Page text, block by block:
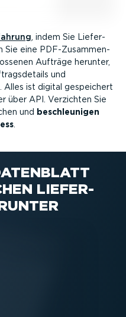
, indem Sie Liefer­
Sie eine PDF-Zu­sam­men­
Aufträge herunter,
und
Alles ist digital gespeichert
über API. Verzichten Sie
und beschleu­nigen
.
LIEFER­